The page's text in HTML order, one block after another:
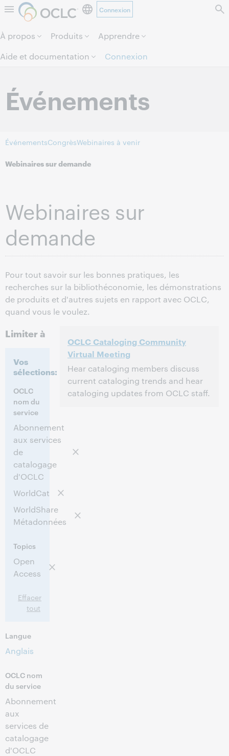
Aller au contenu de la page.
Connexion
À propos Produits
Apprendre
Aide et documentation
Connexion
Événements
ÉvénementsCongrèsWebinaires à venir
Webinaires sur demande
Webinaires sur
demande
Pour tout savoir sur les bonnes pratiques, les
recherches sur la bibliothéconomie, les démonstrations
de produits et d'autres sujets en rapport avec OCLC,
quand vous le voulez.
Limiter à
Vos
sélections:
OCLC
nom du
service
Abonnement
aux services
de
catalogage
d'OCLC
WorldCat
WorldShare
Métadonnées
Topics
Open
Access
Effacer
tout
Langue
Anglais
OCLC nom
du service
Abonnement
aux
services de
catalogage
d'OCLC
OCLC Cataloging Community
Virtual Meeting
Hear cataloging members discuss
current cataloging trends and hear
cataloging updates from OCLC staff.